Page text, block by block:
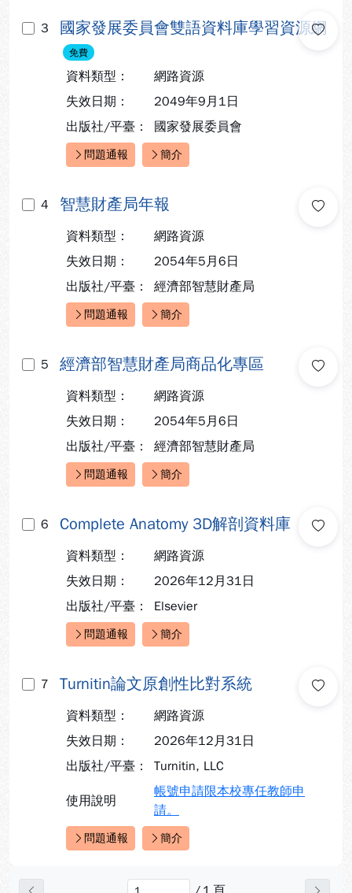
3 國家發展委員會雙語資料庫學習資源網
免費
資料類型：
網路資源
失效日期：
2049年9月1日
出版社/平臺：
國家發展委員會
快速連結：
問題通報 簡介
4 智慧財產局年報
資料類型：
網路資源
失效日期：
2054年5月6日
出版社/平臺：
經濟部智慧財產局
快速連結：
問題通報 簡介
5 經濟部智慧財產局商品化專區
資料類型：
網路資源
失效日期：
2054年5月6日
出版社/平臺：
經濟部智慧財產局
快速連結：
問題通報 簡介
6 Complete Anatomy 3D解剖資料庫
資料類型：
網路資源
失效日期：
2026年12月31日
出版社/平臺：
Elsevier
快速連結：
問題通報 簡介
7 Turnitin論文原創性比對系統
資料類型：
網路資源
失效日期：
2026年12月31日
出版社/平臺：
Turnitin, LLC
使用說明
帳號申請限本校專任教師申
請。
快速連結：
問題通報 簡介